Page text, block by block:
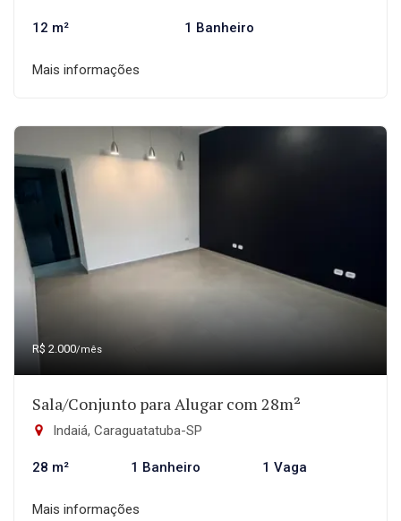
12 m² 1 Banheiro
Mais informações
R$ 2.000/mês
Sala/Conjunto para Alugar com 28m²
Indaiá, Caraguatatuba-SP
28 m² 1 Banheiro 1 Vaga
Mais informações